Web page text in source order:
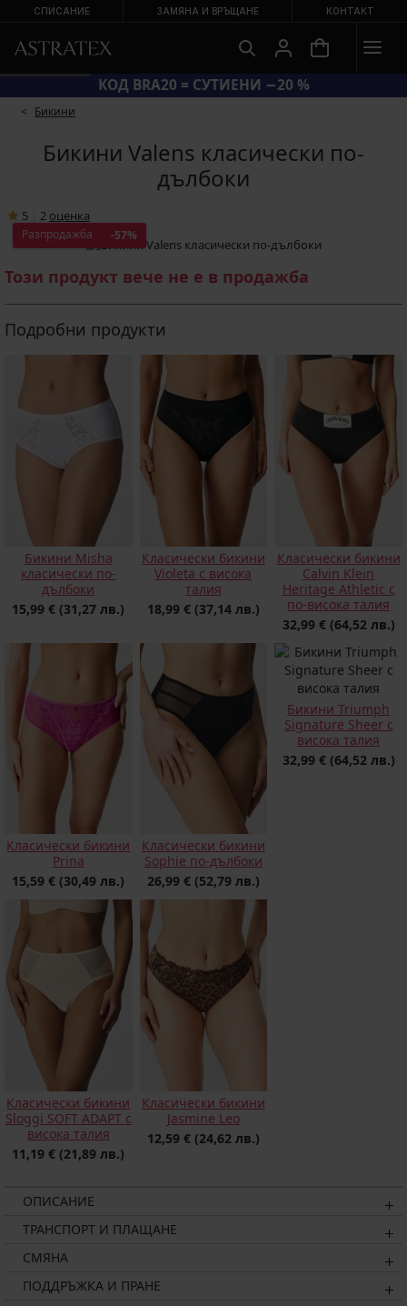
СПИСАНИЕ ЗАМЯНА И ВРЪЩАНЕ КОНТАКТ
КОД BRA20 = СУТИЕНИ −20 %
Бикини
Бикини Valens класически по-
дълбоки
5 2 oценка
Разпродажба -57%
Този продукт вече не е в продажба
Подробни продукти
Бикини Misha
класически по-
дълбоки
15,99 € (31,27 лв.)
Класически бикини
Violeta с висока
талия
18,99 € (37,14 лв.)
Класически бикини
Calvin Klein
Heritage Athletic с
по-висока талия
32,99 € (64,52 лв.)
Класически бикини
Prina
15,59 € (30,49 лв.)
Класически бикини
Sophie по-дълбоки
26,99 € (52,79 лв.)
Бикини Triumph
Signature Sheer с
висока талия
32,99 € (64,52 лв.)
Класически бикини
Sloggi SOFT ADAPT с
висока талия
11,19 € (21,89 лв.)
Класически бикини
Jasmine Leo
12,59 € (24,62 лв.)
ОПИСАНИЕ
ТРАНСПОРТ И ПЛАЩАНЕ
СМЯНА
ПОДДРЪЖКА И ПРАНЕ